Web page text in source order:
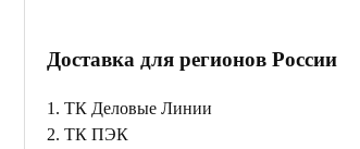
Доставка для регионов России
1. ТК Деловые Линии
2. ТК ПЭК